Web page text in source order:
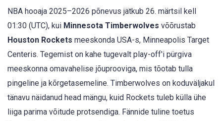
NBA hooaja 2025–2026 põnevus jätkub 26. märtsil kell
01:30 (UTC), kui Minnesota Timberwolves võõrustab
Houston Rockets meeskonda USA-s, Minneapolis Target
Centeris. Tegemist on kahe tugevalt play-off'i pürgiva
meeskonna omavahelise jõuprooviga, mis tõotab tulla
pingeline ja kõrgetasemeline. Timberwolves on koduväljakul
tänavu näidanud head mängu, kuid Rockets tuleb külla ühe
liiga parima võitude protsendiga. Fännide tuline toetus